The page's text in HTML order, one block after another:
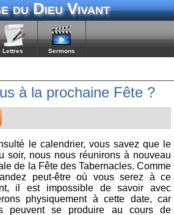
du Dieu Vivant
Lettres Sermons
à la prochaine Fête ?
le calendrier, vous savez que le
soir, nous nous réunirons à nouveau
de la Fête des Tabernacles. Comme
peut-être où vous serez à ce
il est impossible de savoir avec
physiquement à cette date, car
peuvent se produire au cours de